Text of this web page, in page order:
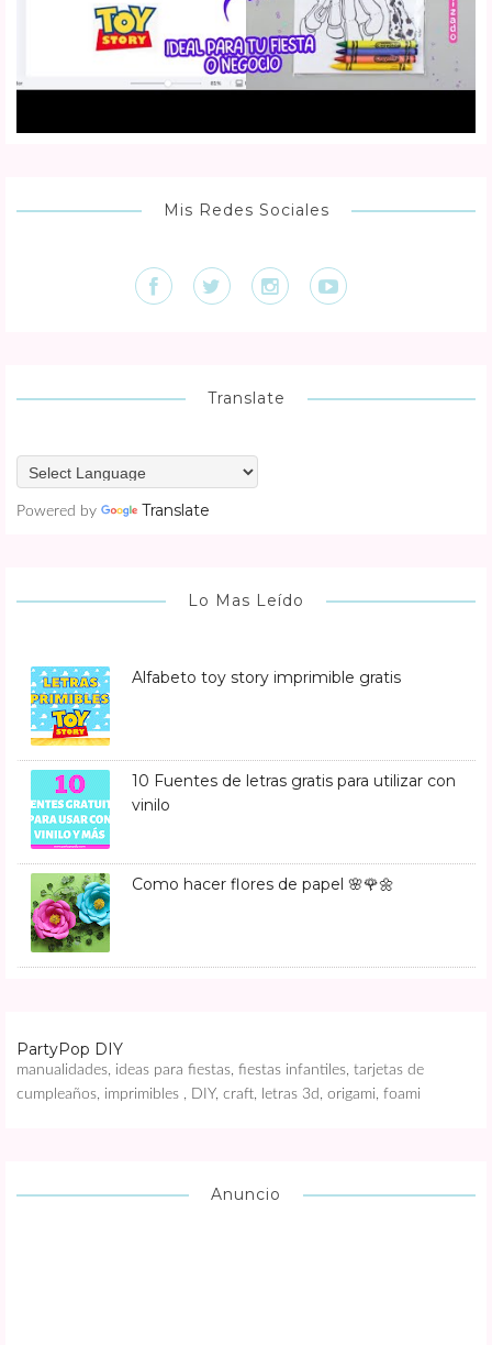
Mis Redes Sociales
Translate
Powered by Translate
Lo Mas Leído
Alfabeto toy story imprimible gratis
10 Fuentes de letras gratis para utilizar con
vinilo
Como hacer flores de papel 🌸🌹🌼
PartyPop DIY
manualidades, ideas para fiestas, fiestas infantiles, tarjetas de
cumpleaños, imprimibles , DIY, craft, letras 3d, origami, foami
Anuncio